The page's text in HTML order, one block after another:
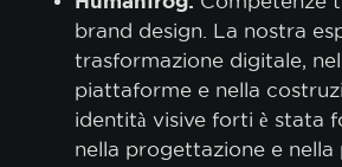
brand design. La nostra
trasformazione digitale,
piattaforme e nella
identità visive forti è stata
nella progettazione e nella